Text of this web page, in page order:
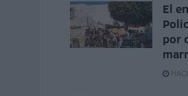
El
por